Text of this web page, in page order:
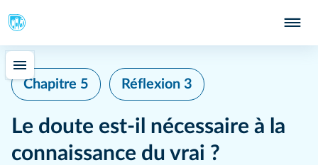
Chapitre 5 Réflexion 3
Le doute est-il nécessaire à la
connaissance du vrai ?